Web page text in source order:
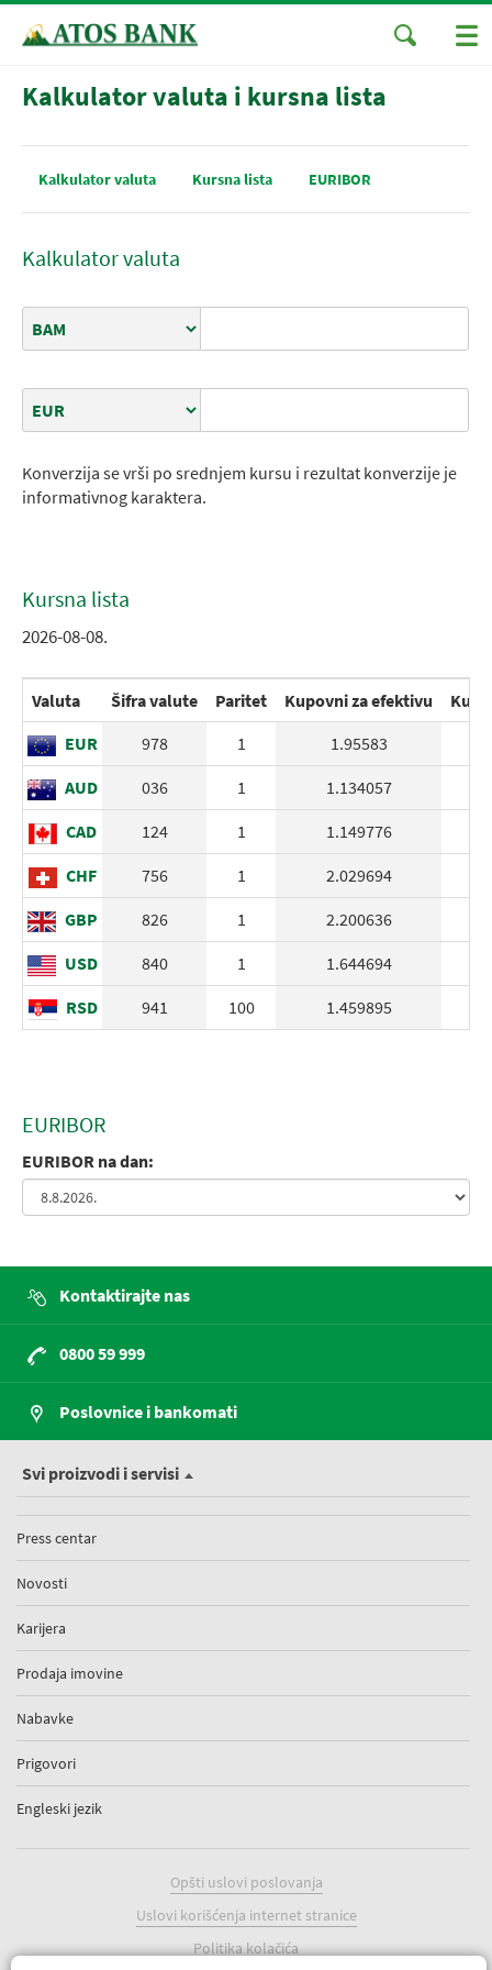
Kalkulator valuta i kursna lista
Kalkulator valuta Kursna lista EURIBOR
Kalkulator valuta
Konverzija se vrši po srednjem kursu i rezultat konverzije je
informativnog karaktera.
Kursna lista
2026-08-08.
Valuta Šifra valute Paritet Kupovni za efektivu
EUR
978 1 1.95583
AUD
036 1 1.134057
CAD
124 1 1.149776
CHF
756 1 2.029694
GBP
826 1 2.200636
USD
840 1 1.644694
RSD
941 100 1.459895
EURIBOR
EURIBOR na dan:
Kontaktirajte nas
0800 59 999
Poslovnice i bankomati
Svi proizvodi i servisi
Press centar
Novosti
Karijera
Prodaja imovine
Nabavke
Prigovori
Engleski jezik
Opšti uslovi poslovanja
Uslovi korišćenja internet stranice
Politika kolačića